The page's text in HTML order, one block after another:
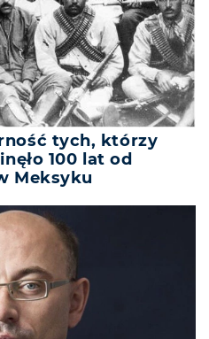
tych, którzy
100 lat od
Meksyku